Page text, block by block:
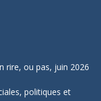
rire, ou pas, juin 2026
politiques et